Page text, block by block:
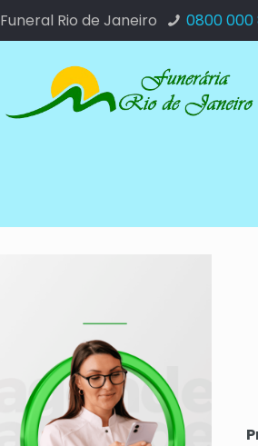
Funeral Rio de Janeiro 0800 000